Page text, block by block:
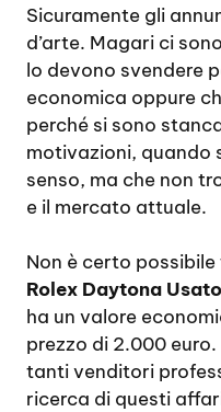
Sicuramente gli
d’arte. Magari ci
lo devono svendere
economica oppure
perché si sono
motivazioni, quando
senso, ma che non
e il mercato attuale.
Non è certo
Rolex Daytona
ha un valore
prezzo di 2.000
tanti venditori
ricerca di questi